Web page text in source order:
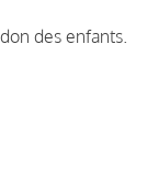
des enfants.